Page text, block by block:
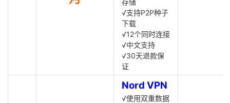
存储
√支持P2P种子
下载
√12个同时连接
√中文支持
√30天退款保
证
Nord VPN
√使用双重数据